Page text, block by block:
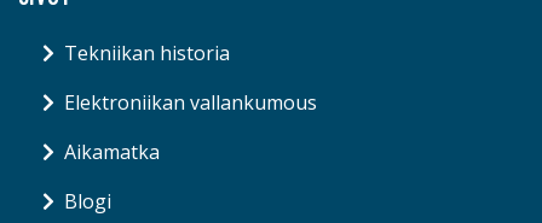
Tekniikan historia
Elektroniikan vallankumous
Aikamatka
Blogi